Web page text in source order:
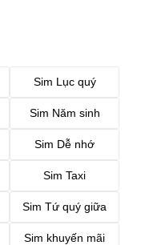
Sim Lục quý
Sim Năm sinh
Sim Dễ nhớ
Sim Taxi
Sim Tứ quý giữa
Sim khuyến mãi